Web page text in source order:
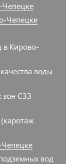
Чепецке
Чепецке
в Кирово-
воды
зон СЗЗ
Чепецке
вод